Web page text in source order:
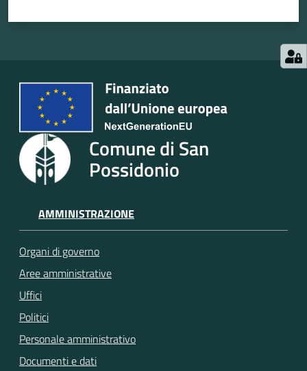
Comune di San
Possidonio
AMMINISTRAZIONE
Organi di governo
Aree amministrative
Uffici
Politici
Personale amministrativo
Documenti e dati